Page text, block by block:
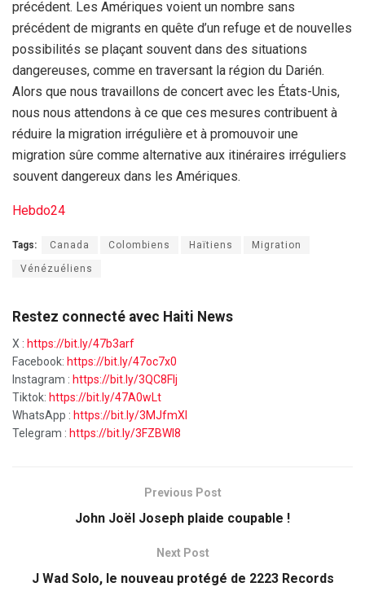
précédent. Les Amériques voient un nombre sans
précédent de migrants en quête d’un refuge et de nouvelles
possibilités se plaçant souvent dans des situations
dangereuses, comme en traversant la région du Darién.
Alors que nous travaillons de concert avec les États-Unis,
nous nous attendons à ce que ces mesures contribuent à
réduire la migration irrégulière et à promouvoir une
migration sûre comme alternative aux itinéraires irréguliers
souvent dangereux dans les Amériques.
Hebdo24
Tags: Canada Colombiens Haïtiens Migration
Vénézuéliens
Restez connecté avec Haiti News
X : https://bit.ly/47b3arf
Facebook: https://bit.ly/47oc7x0
Instagram : https://bit.ly/3QC8FIj
Tiktok: https://bit.ly/47A0wLt
WhatsApp : https://bit.ly/3MJfmXI
Telegram : https://bit.ly/3FZBWI8
Previous Post
John Joël Joseph plaide coupable !
Next Post
J Wad Solo, le nouveau protégé de 2223 Records